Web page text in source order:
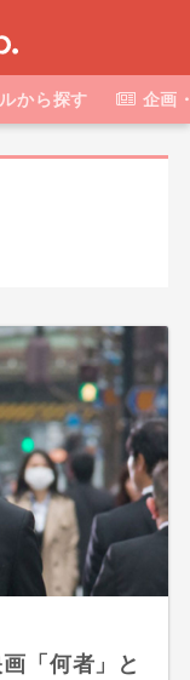
から探す 企画
「何者」と